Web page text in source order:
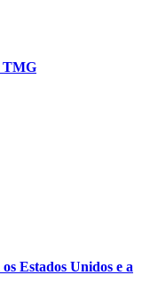
TMG
Estados Unidos e a